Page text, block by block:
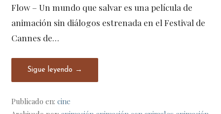
Flow – Un mundo que salvar es una película de
animación sin diálogos estrenada en el Festival de
Cannes de…
Sigue leyendo →
Publicado en:cine